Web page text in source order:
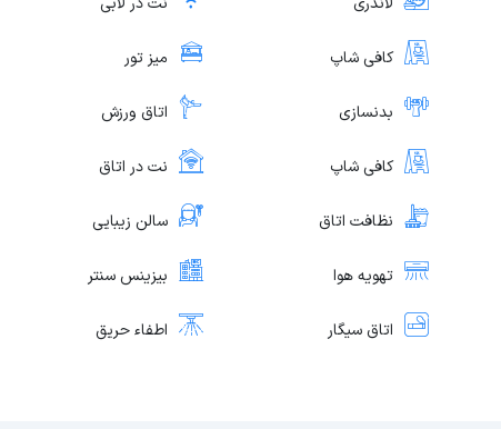
کافی شاپ میز تور
بدنسازی اتاق ورزش
کافی شاپ نت در اتاق
نظافت اتاق سالن زیبایی
تهویه هوا بیزینس سنتر
اتاق سیگار اطفاء حریق